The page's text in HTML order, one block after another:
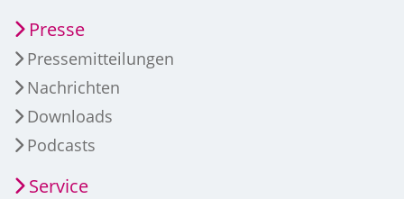
Presse
Pressemitteilungen
Nachrichten
Downloads
Podcasts
Service